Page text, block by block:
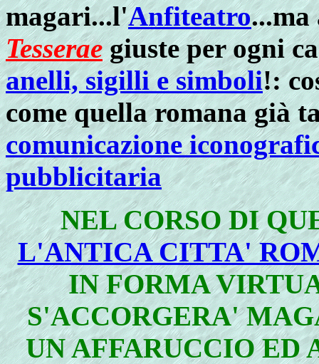
magari...l'Anfiteatro...ma
Tesseraegiuste per ogni
anelli, sigilli e simboli!:
come quella romana già
comunicazione
pubblicitaria
NEL CORSO DI
L'ANTICA CITTA'
IN FORMA
S'ACCORGERA'
UN AFFARUCCIO